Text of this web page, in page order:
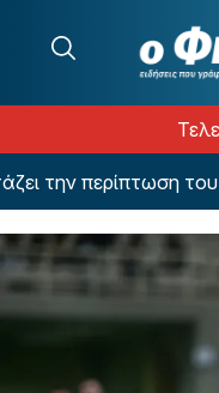
περίπτωση του